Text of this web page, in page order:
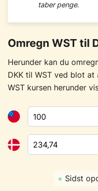
taber penge.
Omregn WST til
Herunder kan du
DKK til WST ved blot
WST kursen herunder
● Sidst